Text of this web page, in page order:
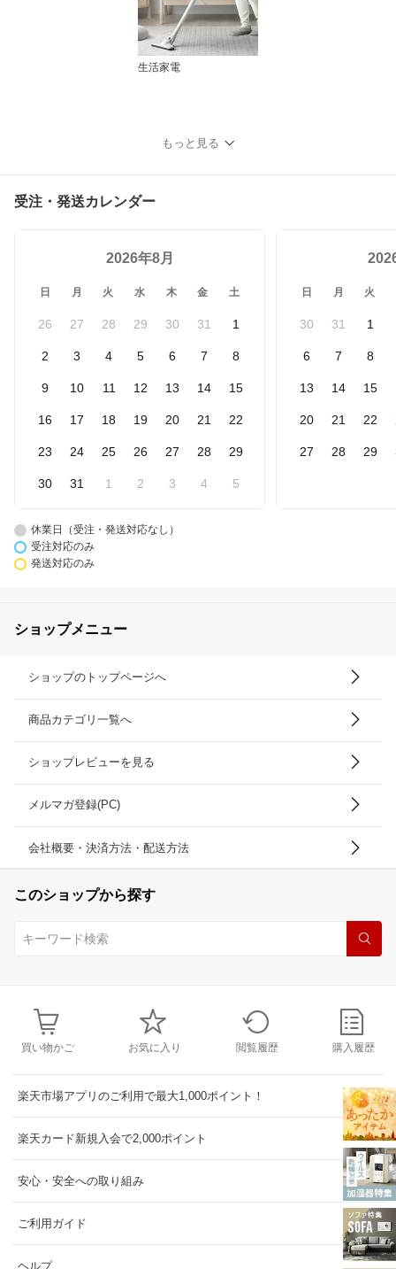
生活家電
もっと見る
受注・発送カレンダー
2026年8月
日 月 火 水 木 金 土
26 27 28 29 30 31 1
2 3 4 5 6 7 8
9 10 11 12 13 14 15
16 17 18 19 20 21 22
23 24 25 26 27 28 29
30 31 1 2 3 4 5
日 月 火
30 31 1
6 7 8
13 14 15
20 21 22
27 28 29
休業日（受注・発送対応なし）
受注対応のみ
発送対応のみ
ショップメニュー
ショップのトップページへ
商品カテゴリ一覧へ
ショップレビューを見る
メルマガ登録(PC)
会社概要・決済方法・配送方法
このショップから探す
買い物かご お気に入り 閲覧履歴 購入履歴
楽天市場アプリのご利用で最大1,000ポイント！
楽天カード新規入会で2,000ポイント
安心・安全への取り組み
ご利用ガイド
ヘルプ